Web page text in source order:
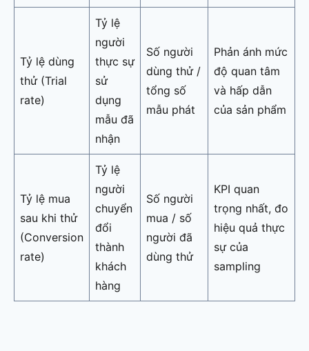
Tỷ lệ dùng
thử (Trial
rate)
Tỷ lệ
người
thực sự
sử
dụng
mẫu đã
nhận
Số người
dùng thử /
tổng số
mẫu phát
Phản ánh mức
độ quan tâm
và hấp dẫn
của sản phẩm
Tỷ lệ mua
sau khi thử
(Conversion
rate)
Tỷ lệ
người
chuyển
đổi
thành
khách
hàng
Số người
mua / số
người đã
dùng thử
KPI quan
trọng nhất, đo
hiệu quả thực
sự của
sampling